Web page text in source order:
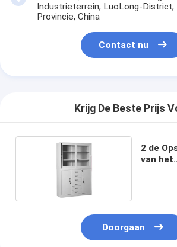
Industrieterrein, LuoLong-District,
Provincie, China
Contact nu
Krijg De Beste Prijs
2 de
van het
Doorgaan